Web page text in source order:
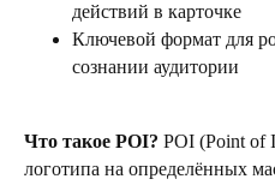
действий в карточке
Ключевой формат для
сознании аудитории
Что такое POI? POI (Point of
логотипа на определённых